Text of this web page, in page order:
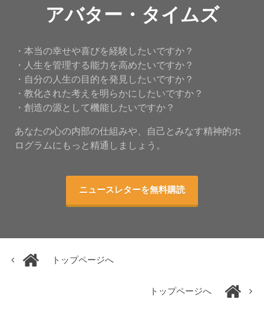
アバター・タイムズ
・本当の幸せや喜びを経験したいですか？
・人生を管理する能力を高めたいですか？
・自分の人生の目的を発見したいですか？
・教化された考えを明らかにしたいですか？
・創造の源として機能したいですか？
あなたの心の内部の仕組みや、自己とみなす精神的ホ
ログラムにもっと精通しましょう。
ニュースレターを無料購読
トップページへ
トップページへ